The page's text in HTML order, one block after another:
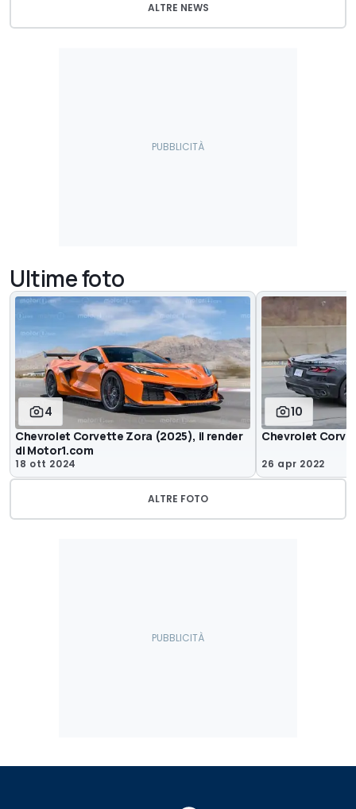
ALTRE NEWS
Ultime foto
4
Chevrolet Corvette Zora (2025), il render
di Motor1.com
18 ott 2024
10
Chevrolet
26 apr 2022
ALTRE FOTO